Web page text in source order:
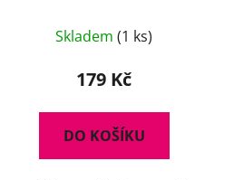
hodnocení
produktu
4,5
z
Skladem (1 ks)
179 Kč
DO KOŠÍKU